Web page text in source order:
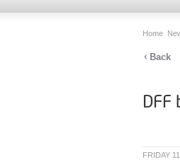
Home
Back
DFF
FRIDAY